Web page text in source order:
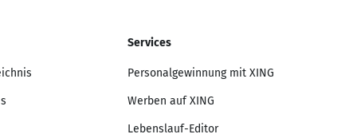
Services
Personalgewinnung mit XING
Werben auf XING
Lebenslauf-Editor